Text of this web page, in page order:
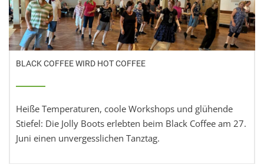
BLACK COFFEE WIRD HOT COFFEE
Heiße Temperaturen, coole Workshops und glühende
Stiefel: Die Jolly Boots erlebten beim Black Coffee am 27.
Juni einen unvergesslichen Tanztag.